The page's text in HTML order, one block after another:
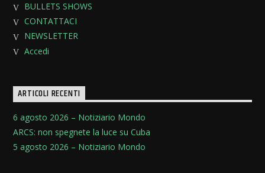
BULLETS SHOWS
CONTATTACI
NEWSLETTER
Accedi
ARTICOLI RECENTI
6 agosto 2026 – Notiziario Mondo
ARCS: non spegnete la luce su Cuba
5 agosto 2026 – Notiziario Mondo